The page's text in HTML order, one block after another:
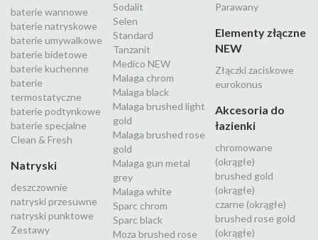
baterie wannowe
baterie natryskowe
baterie umywalkowe
baterie bidetowe
baterie kuchenne
baterie
termostatyczne
baterie podtynkowe
baterie specjalne
Clean & Fresh
Natryski
deszczownie
natryski przesuwne
natryski punktowe
Zestawy
Sodalit
Selen
Standard
Tanzanit
Medico NEW
Malaga chrom
Malaga black
Malaga brushed light
gold
Malaga brushed rose
gold
Malaga gun metal
grey
Malaga white
Sparc chrom
Sparc black
Moza brushed rose
Parawany
Elementy złączne
NEW
Złączki zaciskowe
eurokonus
Akcesoria do
łazienki
chromowane
(okrągłe)
brushed gold
(okrągłe)
czarne (okrągłe)
brushed rose gold
(okrągłe)